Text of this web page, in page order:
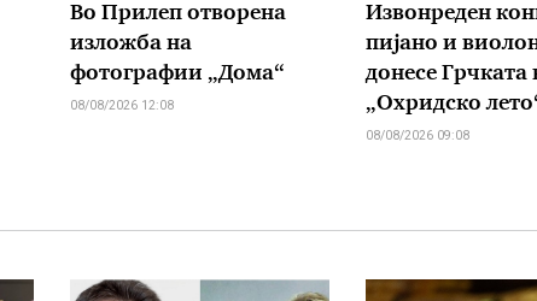
Во Прилеп отворена
изложба на
фотографии „Дома“
08/08/2026 12:08
Извонреден
пијано и
донесе Грчката
„Охридско
08/08/2026 09:08